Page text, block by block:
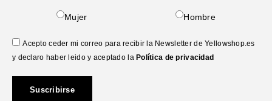
Mujer Hombre
Acepto ceder mi correo para recibir la Newsletter de Yellowshop.es
y declaro haber leido y aceptado la Política de privacidad
Suscribirse